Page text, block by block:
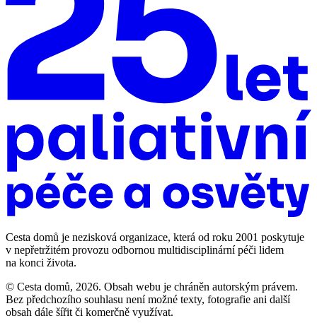
Cesta domů je nezisková organizace, která od roku 2001 poskytuje
v nepřetržitém provozu odbornou multidisciplinární péči lidem
na konci života.
© Cesta domů, 2026. Obsah webu je chráněn autorským právem.
Bez předchozího souhlasu není možné texty, fotografie ani další
obsah dále šířit či komerčně využívat.